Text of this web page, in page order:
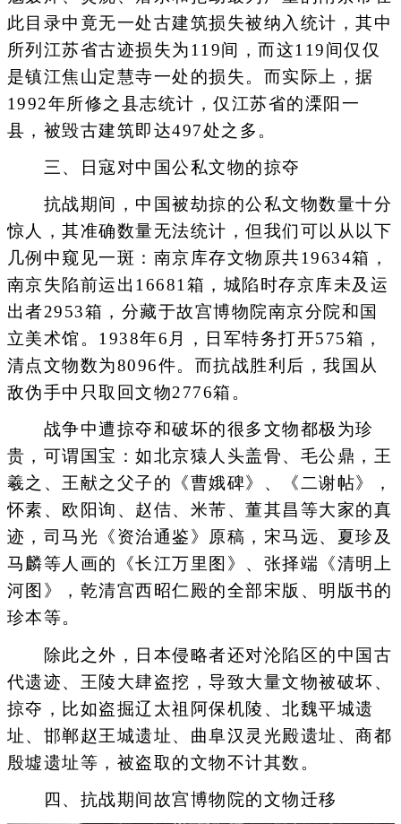
此目录中竟无一处古建筑损失被纳入统计，其中
所列江苏省古迹损失为119间，而这119间仅仅
是镇江焦山定慧寺一处的损失。而实际上，据
1992年所修之县志统计，仅江苏省的溧阳一
县，被毁古建筑即达497处之多。
三、日寇对中国公私文物的掠夺
抗战期间，中国被劫掠的公私文物数量十分
惊人，其准确数量无法统计，但我们可以从以下
几例中窥见一斑：南京库存文物原共19634箱，
南京失陷前运出16681箱，城陷时存京库未及运
出者2953箱，分藏于故宫博物院南京分院和国
立美术馆。1938年6月，日军特务打开575箱，
清点文物数为8096件。而抗战胜利后，我国从
敌伪手中只取回文物2776箱。
战争中遭掠夺和破坏的很多文物都极为珍
贵，可谓国宝：如北京猿人头盖骨、毛公鼎，王
羲之、王献之父子的《曹娥碑》、《二谢帖》，
怀素、欧阳询、赵佶、米芾、董其昌等大家的真
迹，司马光《资治通鉴》原稿，宋马远、夏珍及
马麟等人画的《长江万里图》、张择端《清明上
河图》，乾清宫西昭仁殿的全部宋版、明版书的
珍本等。
除此之外，日本侵略者还对沦陷区的中国古
代遗迹、王陵大肆盗挖，导致大量文物被破坏、
掠夺，比如盗掘辽太祖阿保机陵、北魏平城遗
址、邯郸赵王城遗址、曲阜汉灵光殿遗址、商都
殷墟遗址等，被盗取的文物不计其数。
四、抗战期间故宫博物院的文物迁移